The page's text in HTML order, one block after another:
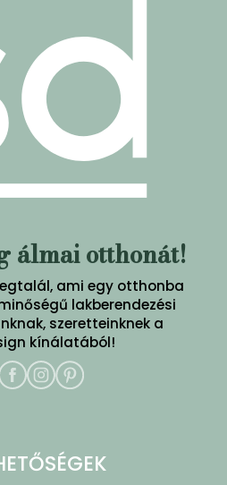
álmai otthonát!
ami egy otthonba
lakberendezési
szeretteinknek a
kínálatából!